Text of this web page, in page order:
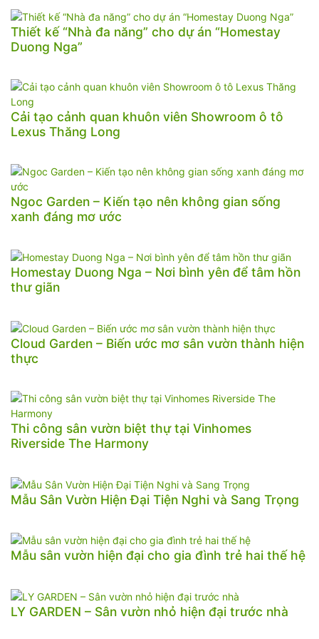
Thiết kế “Nhà đa năng” cho dự án “Homestay
Duong Nga”
Cải tạo cảnh quan khuôn viên Showroom ô tô
Lexus Thăng Long
Ngoc Garden – Kiến tạo nên không gian sống
xanh đáng mơ ước
Homestay Duong Nga – Nơi bình yên để tâm hồn
thư giãn
Cloud Garden – Biến ước mơ sân vườn thành hiện
thực
Thi công sân vườn biệt thự tại Vinhomes
Riverside The Harmony
Mẫu Sân Vườn Hiện Đại Tiện Nghi và Sang Trọng
Mẫu sân vườn hiện đại cho gia đình trẻ hai thế hệ
LY GARDEN – Sân vườn nhỏ hiện đại trước nhà